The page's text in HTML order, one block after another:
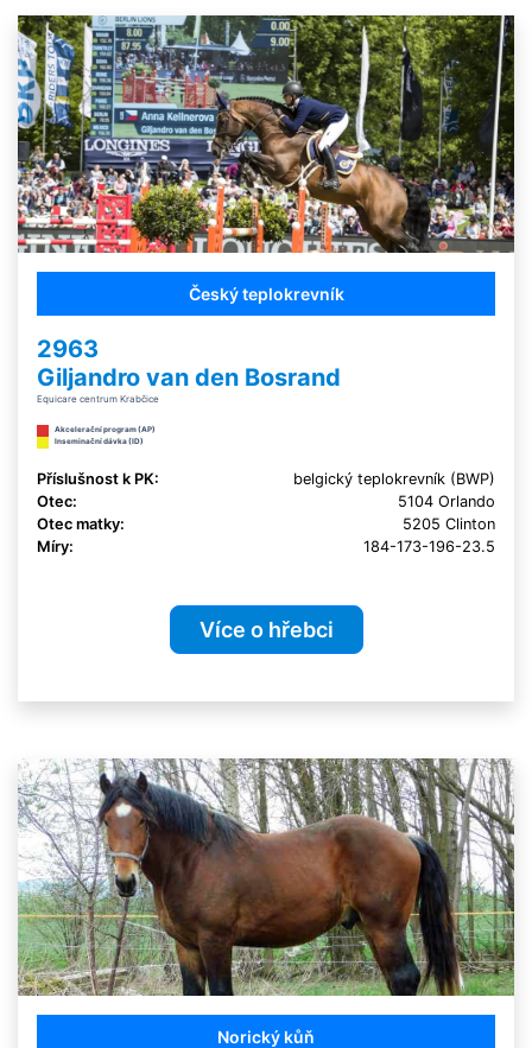
Český teplokrevník
2963
Giljandro van den Bosrand
Equicare centrum Krabčice
Akcelerační program (AP)
Inseminační dávka (ID)
Příslušnost k PK:
belgický teplokrevník (BWP)
Otec:
5104 Orlando
Otec matky:
5205 Clinton
Míry:
184-173-196-23.5
Více o hřebci
Norický kůň